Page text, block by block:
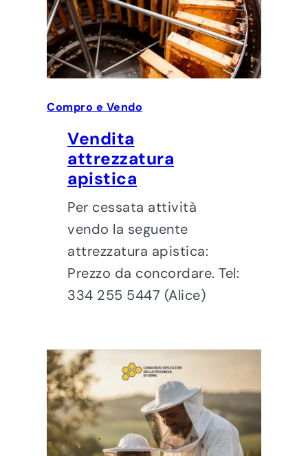
Compro e Vendo
Vendita
attrezzatura
apistica
Per cessata attività
vendo la seguente
attrezzatura apistica:
Prezzo da concordare. Tel:
334 255 5447 (Alice)